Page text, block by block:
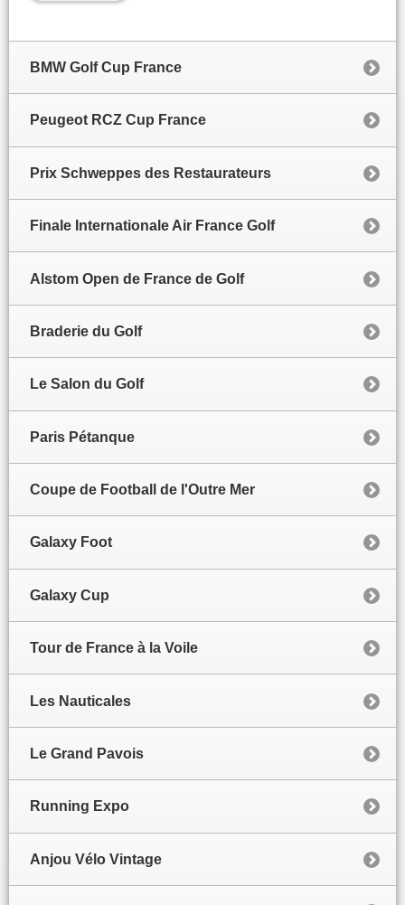
BMW Golf Cup France
Peugeot RCZ Cup France
Prix Schweppes des Restaurateurs
Finale Internationale Air France Golf
Alstom Open de France de Golf
Braderie du Golf
Le Salon du Golf
Paris Pétanque
Coupe de Football de l'Outre Mer
Galaxy Foot
Galaxy Cup
Tour de France à la Voile
Les Nauticales
Le Grand Pavois
Running Expo
Anjou Vélo Vintage